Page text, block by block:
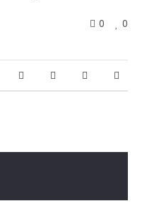
0
0